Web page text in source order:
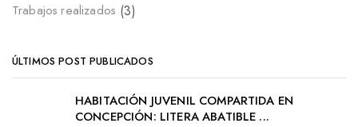
Trabajos realizados (3)
ÚLTIMOS POST PUBLICADOS
HABITACIÓN JUVENIL COMPARTIDA EN
CONCEPCIÓN: LITERA ABATIBLE ...